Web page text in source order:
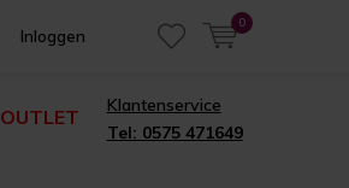
Inloggen
0
OUTLET
Klantenservice
Tel: 0575 471649